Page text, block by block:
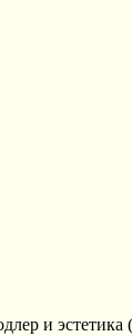
и эстетика